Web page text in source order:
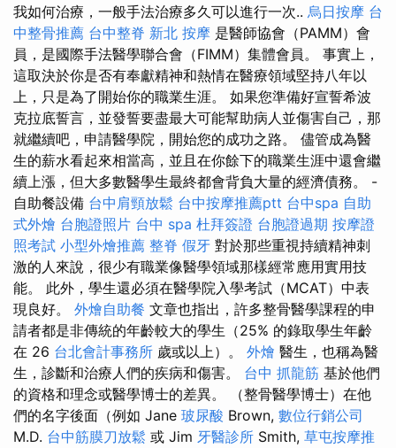
我如何治療，一般手法治療多久可以進行一次.. 烏日按摩 台
中整骨推薦 台中整脊 新北 按摩 是醫師協會（PAMM）會
員，是國際手法醫學聯合會（FIMM）集體會員。 事實上，
這取決於你是否有奉獻精神和熱情在醫療領域堅持八年以
上，只是為了開始你的職業生涯。 如果您準備好宣誓希波
克拉底誓言，並發誓要盡最大可能幫助病人並傷害自己，那
就繼續吧，申請醫學院，開始您的成功之路。 儘管成為醫
生的薪水看起來相當高，並且在你餘下的職業生涯中還會繼
續上漲，但大多數醫學生最終都會背負大量的經濟債務。 -
自助餐設備 台中肩頸放鬆 台中按摩推薦ptt 台中spa 自助
式外燴 台胞證照片 台中 spa 杜拜簽證 台胞證過期 按摩證
照考試 小型外燴推薦 整脊 假牙 對於那些重視持續精神刺
激的人來說，很少有職業像醫學領域那樣經常應用實用技
能。 此外，學生還必須在醫學院入學考試（MCAT）中表
現良好。 外燴自助餐 文章也指出，許多整骨醫學課程的申
請者都是非傳統的年齡較大的學生（25% 的錄取學生年齡
在 26 台北會計事務所 歲或以上）。 外燴 醫生，也稱為醫
生，診斷和治療人們的疾病和傷害。 台中 抓龍筋 基於他們
的資格和理念或醫學博士的差異。 （整骨醫學博士）在他
們的名字後面（例如 Jane 玻尿酸 Brown, 數位行銷公司
M.D. 台中筋膜刀放鬆 或 Jim 牙醫診所 Smith, 草屯按摩推